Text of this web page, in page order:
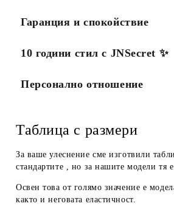
Гаранция и спокойствие
10 години стил с JNSecret ✨️
Персонално отношение
Таблица с размери
За ваше улеснение сме изготвили
стандартите , но за нашите модели тя
Освен това от голямо значение е
както и неговата еластичност.